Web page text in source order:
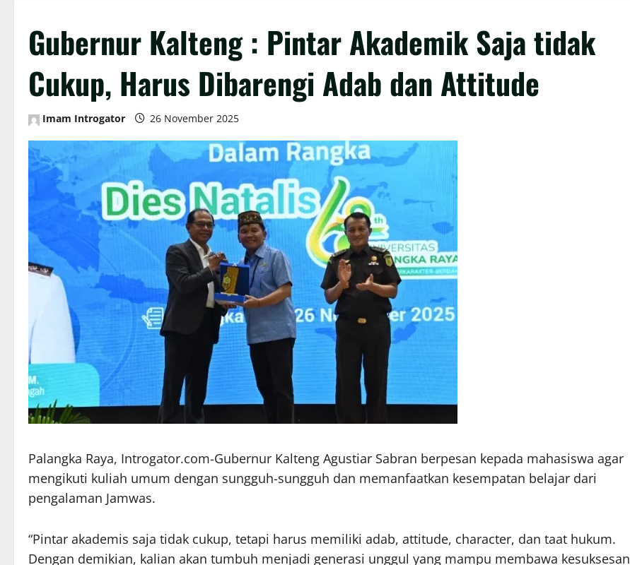
Gubernur Kalteng : Pintar Akademik Saja tidak
Cukup, Harus Dibarengi Adab dan Attitude
Imam Introgator 26 November 2025
Palangka Raya, Introgator.com-Gubernur Kalteng Agustiar Sabran berpesan kepada mahasiswa agar
mengikuti kuliah umum dengan sungguh-sungguh dan memanfaatkan kesempatan belajar dari
pengalaman Jamwas.
“Pintar akademis saja tidak cukup, tetapi harus memiliki adab, attitude, character, dan taat hukum.
Dengan demikian, kalian akan tumbuh menjadi generasi unggul yang mampu membawa kesuksesan